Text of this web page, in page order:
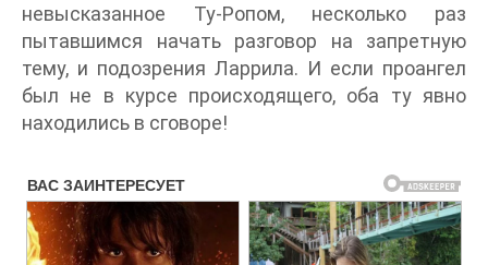
невысказанное Ту-Ропом, несколько раз
пытавшимся начать разговор на запретную
тему, и подозрения Ларрила. И если проангел
был не в курсе происходящего, оба ту явно
находились в сговоре!